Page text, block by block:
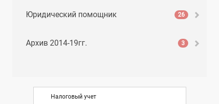
Юридический помощник 26
Архив 2014-19гг. 3
Налоговый учет